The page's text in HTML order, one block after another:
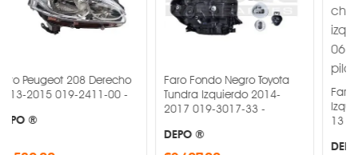
208 Derecho
019-2411-00 -
Faro Fondo Negro Toyota
Tundra Izquierdo 2014-
2017 019-3017-33 -
Faro Negro
Izquierdo